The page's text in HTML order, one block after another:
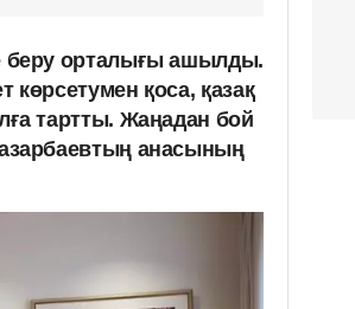
беру орталығы ашылды.
көрсетумен қоса, қазақ
тартты. Жаңадан бой
анасының